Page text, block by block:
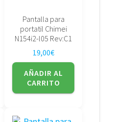
Pantalla para
portatil Chimei
N154i2-l05 Rev:C1
19,00€
AÑADIR AL
CARRITO